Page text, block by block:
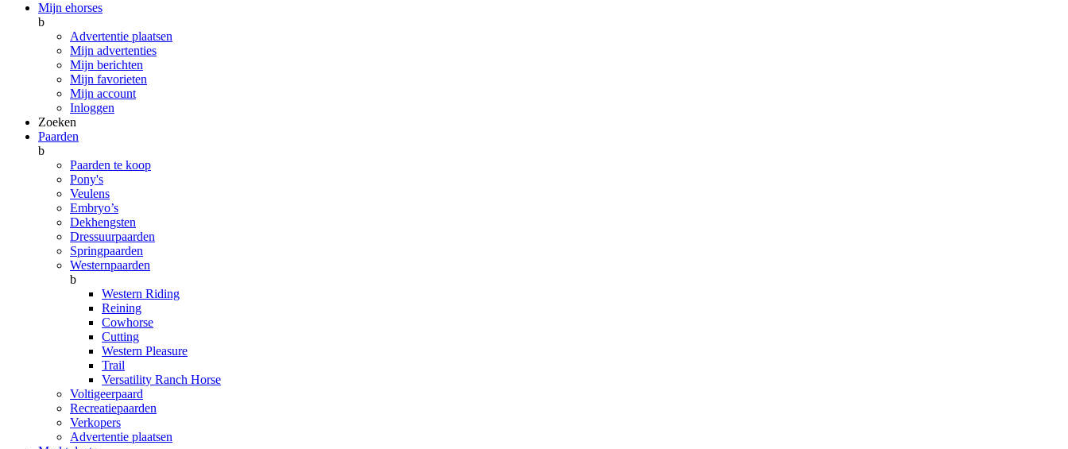
Mijn ehorses
b
Advertentie plaatsen
Mijn advertenties
Mijn berichten
Mijn favorieten
Mijn account
Inloggen
Zoeken
Paarden
b
Paarden te koop
Pony's
Veulens
Embryo’s
Dekhengsten
Dressuurpaarden
Springpaarden
Westernpaarden
b
Western Riding
Reining
Cowhorse
Cutting
Western Pleasure
Trail
Versatility Ranch Horse
Voltigeerpaard
Recreatiepaarden
Verkopers
Advertentie plaatsen